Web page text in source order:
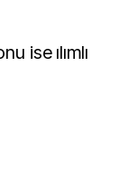
ise ılımlı